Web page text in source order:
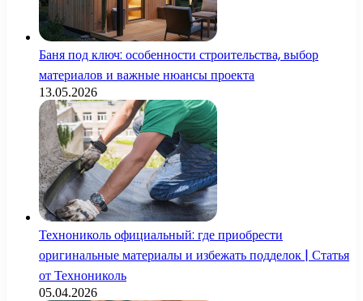
Баня под ключ: особенности строительства, выбор
материалов и важные нюансы проекта
13.05.2026
Технониколь официальный: где приобрести
оригинальные материалы и избежать подделок | Статья
от Технониколь
05.04.2026